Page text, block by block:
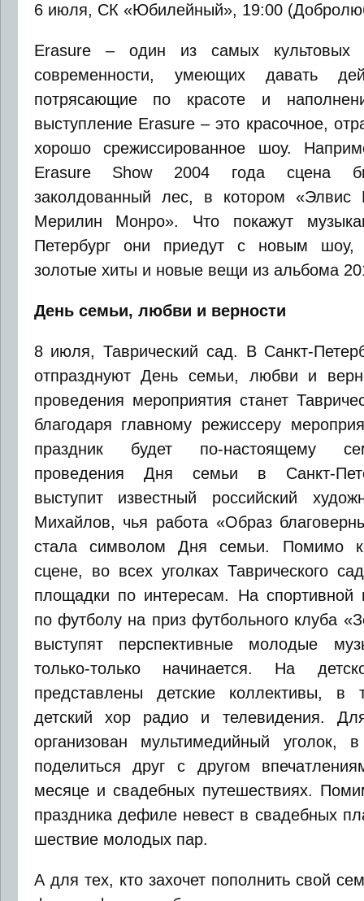
6 июля, СК «Юбилейный», 19:00
Erasure – один из самых культовых
современности, умеющих давать
потрясающие по красоте и
выступление Erasure – это красочное,
хорошо срежиссированное шоу.
Erasure Show 2004 года сцена
заколдованный лес, в котором «Элвис
Мерилин Монро». Что покажут
Петербург они приедут с новым
золотые хиты и новые вещи из альбома
День семьи, любви и верности
8 июля, Таврический сад. В Санкт-
отпразднуют День семьи, любви и
проведения мероприятия станет
благодаря главному режиссеру
праздник будет по-настоящему
проведения Дня семьи в Санкт-
выступит известный российский
Михайлов, чья работа «Образ
стала символом Дня семьи. Помимо
сцене, во всех уголках Таврического
площадки по интересам. На спортивной
по футболу на приз футбольного клуба
выступят перспективные молодые
только-только начинается. На
представлены детские коллективы, в
детский хор радио и телевидения.
организован мультимедийный уголок,
поделиться друг с другом
месяце и свадебных путешествиях.
праздника дефиле невест в свадебных
шествие молодых пар.
А для тех, кто захочет пополнить свой